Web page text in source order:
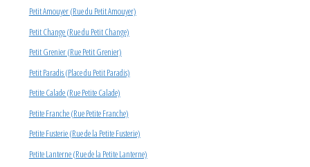
Petit Amouyer (Rue du Petit Amouyer)
Petit Change (Rue du Petit Change)
Petit Grenier (Rue Petit Grenier)
Petit Paradis (Place du Petit Paradis)
Petite Calade (Rue Petite Calade)
Petite Franche (Rue Petite Franche)
Petite Fusterie (Rue de la Petite Fusterie)
Petite Lanterne (Rue de la Petite Lanterne)